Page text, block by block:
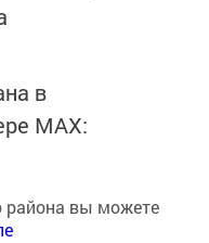
в
MАХ:
района вы можете